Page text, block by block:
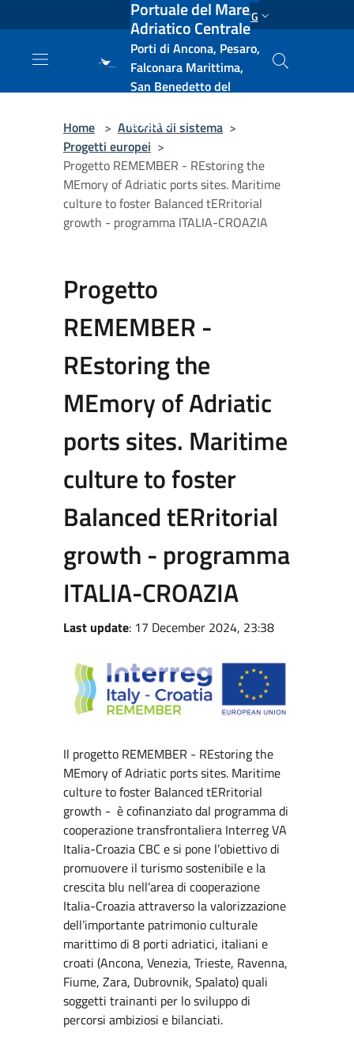
Salta al contenuto principale ENG
Portuale del Mare
Adriatico Centrale
Porti di Ancona, Pesaro,
Falconara Marittima,
San Benedetto del
e Vasto
Home > Autorità di sistema >
Progetti europei >
Progetto REMEMBER - REstoring the
MEmory of Adriatic ports sites. Maritime
culture to foster Balanced tERritorial
growth - programma ITALIA-CROAZIA
Progetto
REMEMBER -
REstoring the
MEmory of Adriatic
ports sites. Maritime
culture to foster
Balanced tERritorial
growth - programma
ITALIA-CROAZIA
Last update: 17 December 2024, 23:38
Il progetto REMEMBER - REstoring the
MEmory of Adriatic ports sites. Maritime
culture to foster Balanced tERritorial
growth - è cofinanziato dal programma di
cooperazione transfrontaliera Interreg VA
Italia-Croazia CBC e si pone l’obiettivo di
promuovere il turismo sostenibile e la
crescita blu nell’area di cooperazione
Italia-Croazia attraverso la valorizzazione
dell’importante patrimonio culturale
marittimo di 8 porti adriatici, italiani e
croati (Ancona, Venezia, Trieste, Ravenna,
Fiume, Zara, Dubrovnik, Spalato) quali
soggetti trainanti per lo sviluppo di
percorsi ambiziosi e bilanciati.